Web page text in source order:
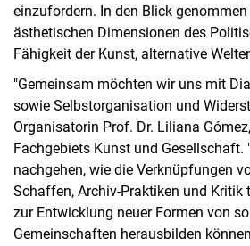
einzufordern. In den Blick
ästhetischen Dimensionen des
Fähigkeit der Kunst, alternative
"Gemeinsam möchten wir uns mit
sowie Selbstorganisation und
Organisatorin Prof. Dr. Liliana
Fachgebiets Kunst und Gesellschaft.
nachgehen, wie die Verknüpfungen
Schaffen, Archiv-Praktiken und Kritik
zur Entwicklung neuer Formen von
Gemeinschaften herausbilden